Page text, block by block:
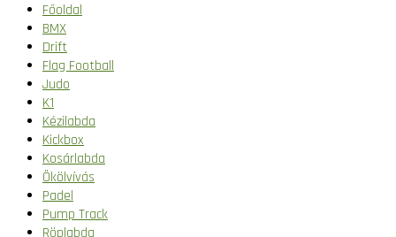
Főoldal
BMX
Drift
Flag Football
Judo
K1
Kézilabda
Kickbox
Kosárlabda
Ökölvívás
Padel
Pump Track